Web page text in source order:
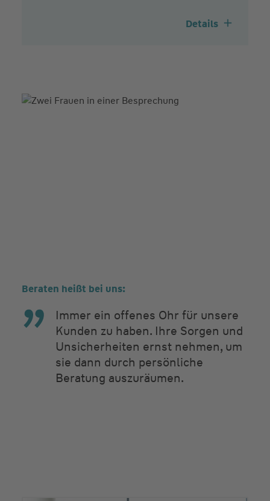
Details
Beraten heißt bei uns:
Immer ein offenes Ohr für unsere
Kunden zu haben. Ihre Sorgen und
Unsicherheiten ernst nehmen, um
sie dann durch persönliche
Beratung auszuräumen.